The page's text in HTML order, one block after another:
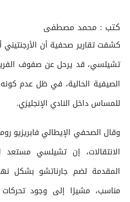
كتب : محمد مصطفى
كشفت تقارير صحفية أن الأرجنتيني
تشيلسي، قد يرحل عن صفوف
الصيفية الحالية، في ظل عدم كونه
للمساس داخل النادي الإنجليزي.
وقال الصحفي الإيطالي فابريزيو
الانتقالات، إن تشيلسي مستعد
المقدمة لضم جارناتشو بشكل
مناسب، مشيرًا إلى وجود